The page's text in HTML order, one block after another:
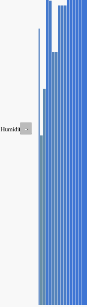
Humidity -